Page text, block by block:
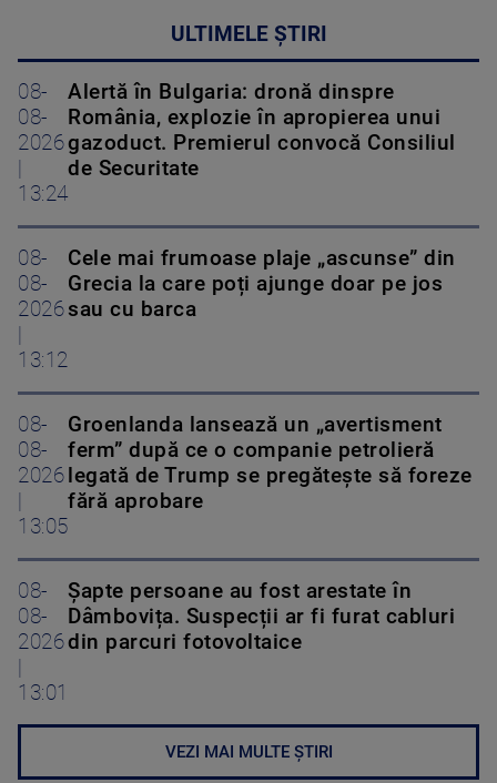
ULTIMELE ȘTIRI
08-
08-
2026
|
13:24
Alertă în Bulgaria: dronă dinspre
România, explozie în apropierea unui
gazoduct. Premierul convocă Consiliul
de Securitate
08-
08-
2026
|
13:12
Cele mai frumoase plaje „ascunse” din
Grecia la care poți ajunge doar pe jos
sau cu barca
08-
08-
2026
|
13:05
Groenlanda lansează un „avertisment
ferm” după ce o companie petrolieră
legată de Trump se pregătește să foreze
fără aprobare
08-
08-
2026
|
13:01
Șapte persoane au fost arestate în
Dâmbovița. Suspecții ar fi furat cabluri
din parcuri fotovoltaice
VEZI MAI MULTE ȘTIRI